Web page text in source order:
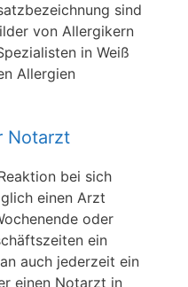
sind
von Allergikern
in Weiß
Allergien
Notarzt
bei sich
einen Arzt
oder
ein
auch jederzeit ein
einen Notarzt in